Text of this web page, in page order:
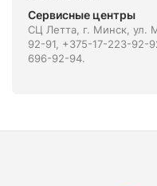
Сервисные центры
СЦ Летта, г. Минск, ул.
92-91, +375-17-223-92-
696-92-94.